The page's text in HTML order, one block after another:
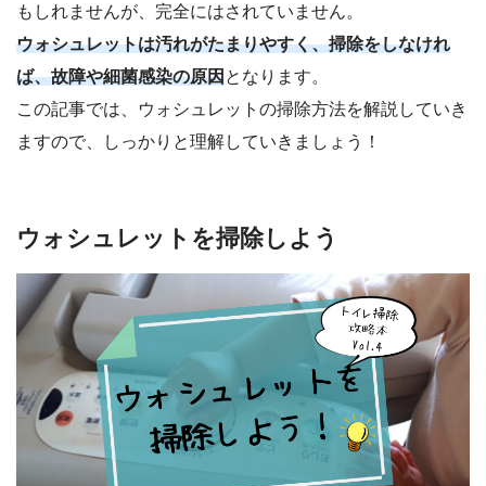
もしれませんが、完全にはされていません。
ウォシュレットは汚れがたまりやすく、掃除をしなけれ
ば、故障や細菌感染の原因となります。
この記事では、ウォシュレットの掃除方法を解説していき
ますので、しっかりと理解していきましょう！
ウォシュレットを掃除しよう